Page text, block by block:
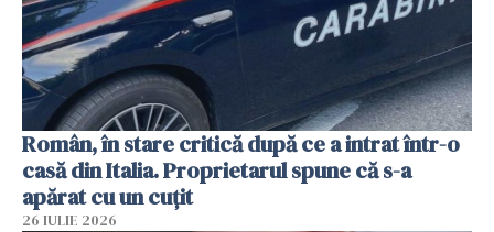
Român, în stare critică după ce a intrat într-o
casă din Italia. Proprietarul spune că s-a
apărat cu un cuțit
26 IULIE 2026